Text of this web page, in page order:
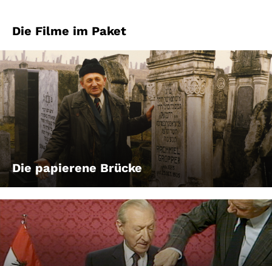
Die Filme im Paket
Die papierene Brücke